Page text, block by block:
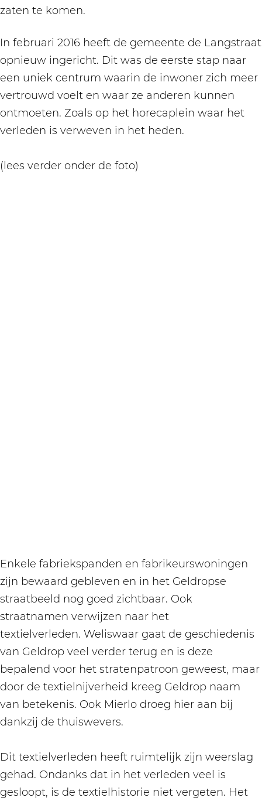
zaten te komen.
In februari 2016 heeft de gemeente de Langstraat
opnieuw ingericht. Dit was de eerste stap naar
een uniek centrum waarin de inwoner zich meer
vertrouwd voelt en waar ze anderen kunnen
ontmoeten. Zoals op het horecaplein waar het
verleden is verweven in het heden.
(lees verder onder de foto)
Enkele fabriekspanden en fabrikeurswoningen
zijn bewaard gebleven en in het Geldropse
straatbeeld nog goed zichtbaar. Ook
straatnamen verwijzen naar het
textielverleden. Weliswaar gaat de geschiedenis
van Geldrop veel verder terug en is deze
bepalend voor het stratenpatroon geweest, maar
door de textielnijverheid kreeg Geldrop naam
van betekenis. Ook Mierlo droeg hier aan bij
dankzij de thuiswevers.
Dit textielverleden heeft ruimtelijk zijn weerslag
gehad. Ondanks dat in het verleden veel is
gesloopt, is de textielhistorie niet vergeten. Het